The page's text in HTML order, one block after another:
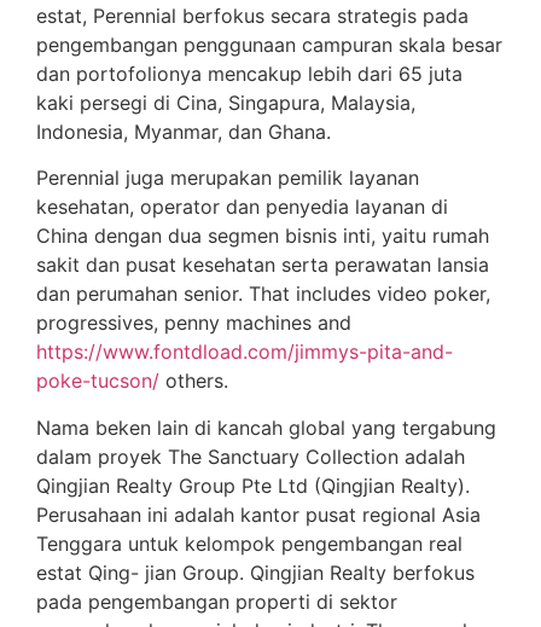
estat, Perennial berfokus secara strategis pada
pengembangan penggunaan campuran skala besar
dan portofolionya mencakup lebih dari 65 juta
kaki persegi di Cina, Singapura, Malaysia,
Indonesia, Myanmar, dan Ghana.
Perennial juga merupakan pemilik layanan
kesehatan, operator dan penyedia layanan di
China dengan dua segmen bisnis inti, yaitu rumah
sakit dan pusat kesehatan serta perawatan lansia
dan perumahan senior. That includes video poker,
progressives, penny machines and
https://www.fontdload.com/jimmys-pita-and-
poke-tucson/ others.
Nama beken lain di kancah global yang tergabung
dalam proyek The Sanctuary Collection adalah
Qingjian Realty Group Pte Ltd (Qingjian Realty).
Perusahaan ini adalah kantor pusat regional Asia
Tenggara untuk kelompok pengembangan real
estat Qing- jian Group. Qingjian Realty berfokus
pada pengembangan properti di sektor